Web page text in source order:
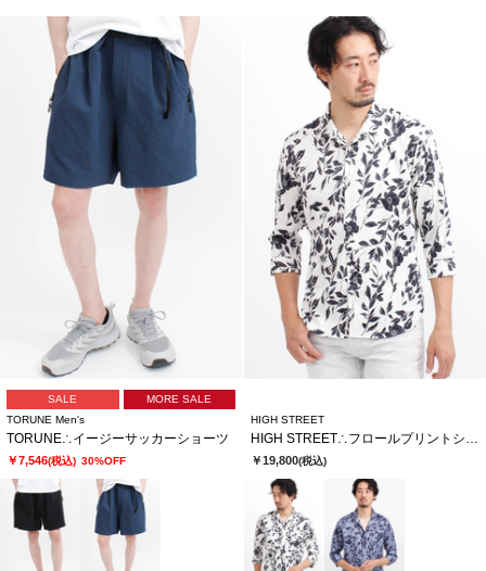
SALE
MORE SALE
TORUNE Men's
TORUNE∴イージーサッカーショーツ
￥7,546(税込) 30%OFF
HIGH STREET
HIGH STREET∴フロールプリントショートウイング７分袖シャツ
￥19,800(税込)